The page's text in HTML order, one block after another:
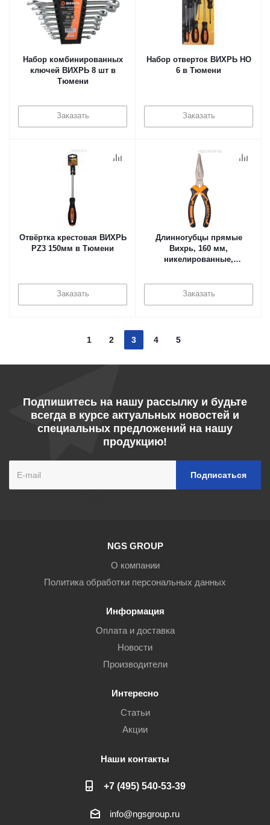
Набор комбинированных
ключей ВИХРЬ 8 шт в
Тюмени
Заказать
Набор отверток ВИХРЬ НО
6 в Тюмени
Заказать
Отвёртка крестовая ВИХРЬ
PZ3 150мм в Тюмени
Заказать
Длинногубцы прямые
Вихрь, 160 мм,
никелированные,
Заказать
1 2 3 4 5
Подпишитесь на нашу рассылку и будьте
всегда в курсе актуальных новостей и
специальных предложений на нашу
продукцию!
NGS GROUP
О компании
Политика обработки персональных данных
Информация
Оплата и доставка
Новости
Производители
Интересно
Статьи
Акции
Наши контакты
+7 (495) 540-53-39
info@ngsgroup.ru